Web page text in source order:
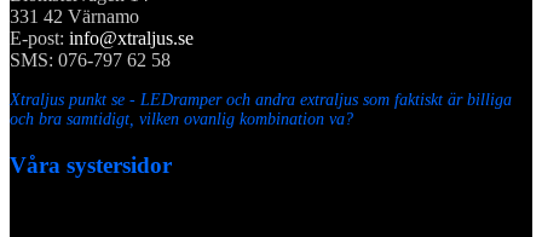
331 42 Värnamo
E-post: info@xtraljus.se
SMS: 076-797 62 58
Xtraljus punkt se - LEDramper och andra extraljus som faktiskt är billiga
och bra samtidigt, vilken ovanlig kombination va?
Våra systersidor